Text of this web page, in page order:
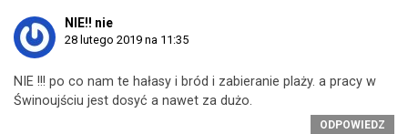
NIE!! nie
28 lutego 2019 na 11:35
NIE !!! po co nam te hałasy i bród i zabieranie plaży. a pracy w
Świnoujściu jest dosyć a nawet za dużo.
ODPOWIEDZ